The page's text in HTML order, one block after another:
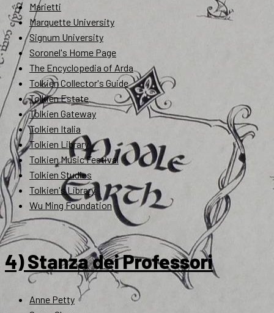
Marietti
Marquette University
Signum University
Soronel's Home Page
The Encyclopedia of Arda
Tolkien Collector's Guide
Tolkien Estate
Tolkien Gateway
Tolkien Italia
Tolkien Library
Tolkien Music Festival
Tolkien Studies
Tolkien's Library
Wu Ming Foundation
4) Stanza dei Professori
Anne Petty